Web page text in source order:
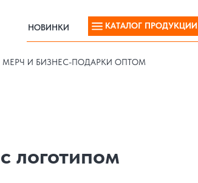
КАТАЛОГ ПРОДУКЦИИ
НОВИНКИ КАТАЛОГ ПРОДУКЦИИ
МЕРЧ И БИЗНЕС-ПОДАРКИ ОПТОМ
логотипом